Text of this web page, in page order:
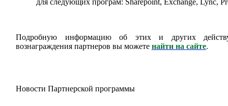
Подробную информацию об этих и других
вознаграждения партнеров вы можете найти на сайте.
Новости Партнерской программы